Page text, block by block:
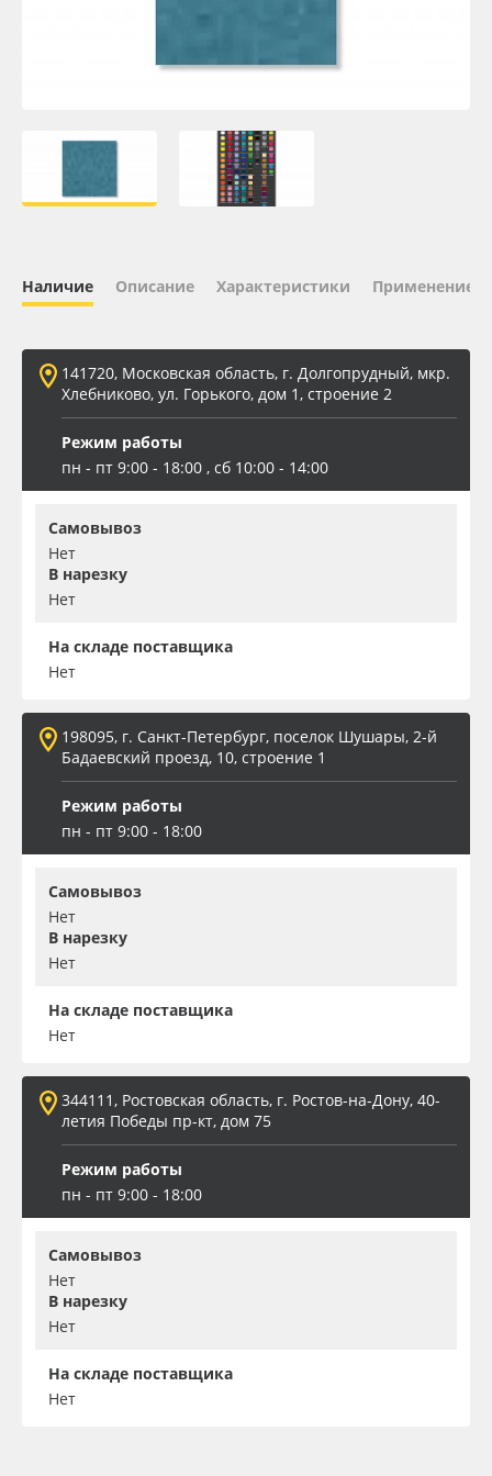
Плёнка монтажная Oratape
ПЭТ листовой
Баннер
Заготовки для сувениров
Наличие Описание Характеристики Применение
141720, Московская область, г. Долгопрудный, мкр.
Хлебниково, ул. Горького, дом 1, строение 2
Режим работы
пн - пт 9:00 - 18:00 , сб 10:00 - 14:00
Самовывоз
Нет
В нарезку
Нет
На складе поставщика
Нет
198095, г. Санкт-Петербург, поселок Шушары, 2-й
Бадаевский проезд, 10, строение 1
Режим работы
пн - пт 9:00 - 18:00
Самовывоз
Нет
В нарезку
Нет
На складе поставщика
Нет
344111, Ростовская область, г. Ростов-на-Дону, 40-
летия Победы пр-кт, дом 75
Режим работы
пн - пт 9:00 - 18:00
Самовывоз
Нет
В нарезку
Нет
На складе поставщика
Нет